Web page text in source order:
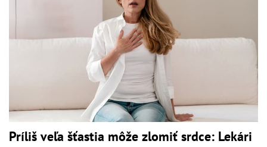
Príliš veľa šťastia môže zlomiť srdce: Lekári